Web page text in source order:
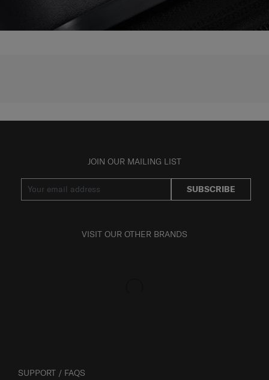
JOIN OUR MAILING LIST
SUBSCRIBE
VISIT OUR OTHER BRANDS
SUPPORT / FAQS